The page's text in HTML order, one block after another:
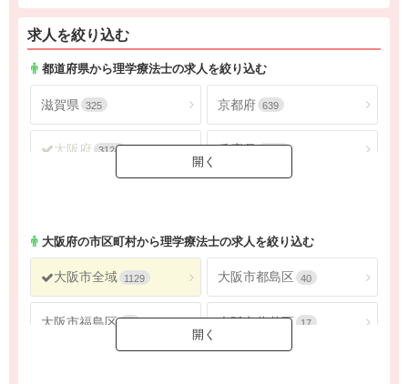
求人を絞り込む
都道府県から理学療法士の求人を絞り込む
滋賀県 325 京都府 639
大阪府 3124 兵庫県
大阪府の市区町村から理学療法士の求人を絞り込む
大阪市全域 1129 大阪市都島区 40
大阪市福島区 大阪市此花区 17